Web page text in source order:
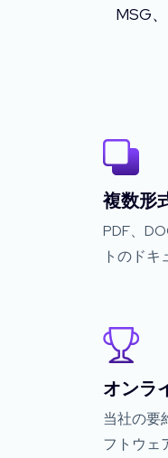
MSG
複数形
PDF、
トのドキ
オンラ
当社の要
フトウェ